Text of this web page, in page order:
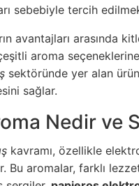
sebebiyle tercih
avantajları arasında
aroma
sektöründe yer alan
sağlar.
Nedir ve
kavramı, özellikle
Bu aromalar, farklı